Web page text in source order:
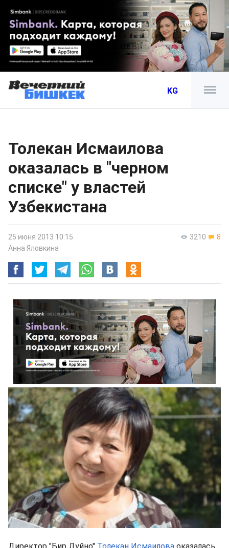
KG
Толекан Исмаилова
оказалась в "черном
списке" у властей
Узбекистана
3210 8
25 июня 2013 10:15
Анна Яловкина
Директор "Бир Дуйно" Толекан Исмаилова оказалась